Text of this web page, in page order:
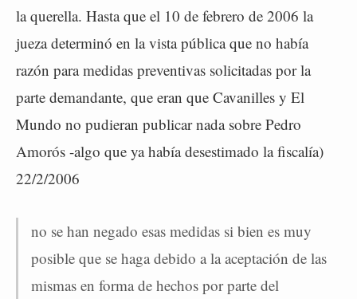
la querella. Hasta que el 10 de febrero de 2006 la
jueza determinó en la vista pública que no había
razón para medidas preventivas solicitadas por la
parte demandante, que eran que Cavanilles y El
Mundo no pudieran publicar nada sobre Pedro
Amorós -algo que ya había desestimado la fiscalía)
22/2/2006
no se han negado esas medidas si bien es muy
posible que se haga debido a la aceptación de las
mismas en forma de hechos por parte del